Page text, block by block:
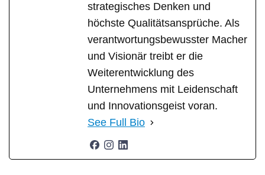
strategisches Denken und
höchste Qualitätsansprüche. Als
verantwortungsbewusster Macher
und Visionär treibt er die
Weiterentwicklung des
Unternehmens mit Leidenschaft
und Innovationsgeist voran.
See Full Bio